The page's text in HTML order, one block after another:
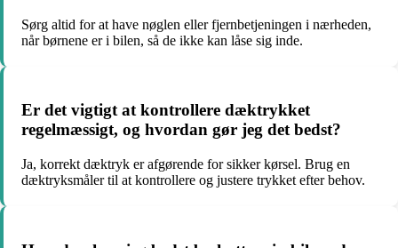
Sørg altid for at have nøglen eller fjernbetjeningen i nærheden,
når børnene er i bilen, så de ikke kan låse sig inde.
Er det vigtigt at kontrollere dæktrykket
regelmæssigt, og hvordan gør jeg det bedst?
Ja, korrekt dæktryk er afgørende for sikker kørsel. Brug en
dæktryksmåler til at kontrollere og justere trykket efter behov.